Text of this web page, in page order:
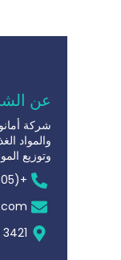
عن
شركة
والمواد
وتوزيع
+(805) 498-4719
3421 Lesser Dr Newbury Park, CA 91320